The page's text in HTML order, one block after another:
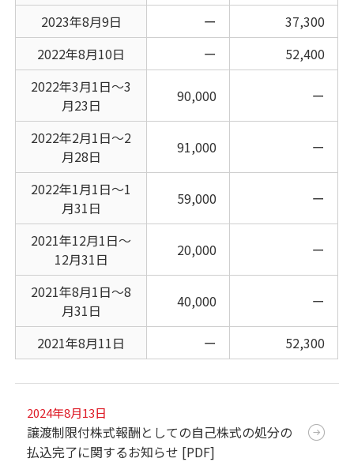
2023年8月9日
ー
37,300
2022年8月10日
ー
52,400
2022年3月1日～3
月23日
90,000 ー
2022年2月1日～2
月28日
91,000 ー
2022年1月1日～1
月31日
59,000 ー
2021年12月1日～
12月31日
20,000 ー
2021年8月1日～8
月31日
40,000 ー
2021年8月11日 ー 52,300
2024年8月13日
譲渡制限付株式報酬としての自己株式の処分の
払込完了に関するお知らせ [PDF]